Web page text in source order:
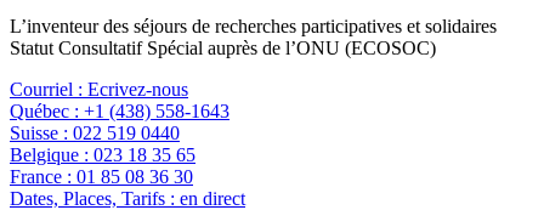
L’inventeur des séjours de recherches participatives et solidaires
Statut Consultatif Spécial auprès de l’ONU (ECOSOC)
Courriel : Ecrivez-nous
Québec : +1 (438) 558-1643
Suisse : 022 519 0440
Belgique : 023 18 35 65
France : 01 85 08 36 30
Dates, Places, Tarifs : en direct